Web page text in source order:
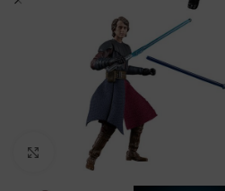
Clic para ampliar